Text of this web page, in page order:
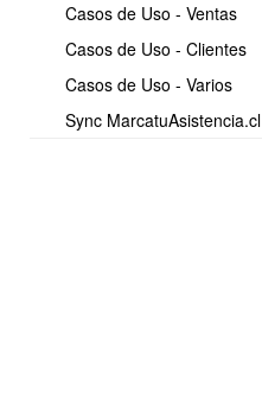
Casos de Uso - Ventas
Casos de Uso - Clientes
Casos de Uso - Varios
Sync MarcatuAsistencia.cl